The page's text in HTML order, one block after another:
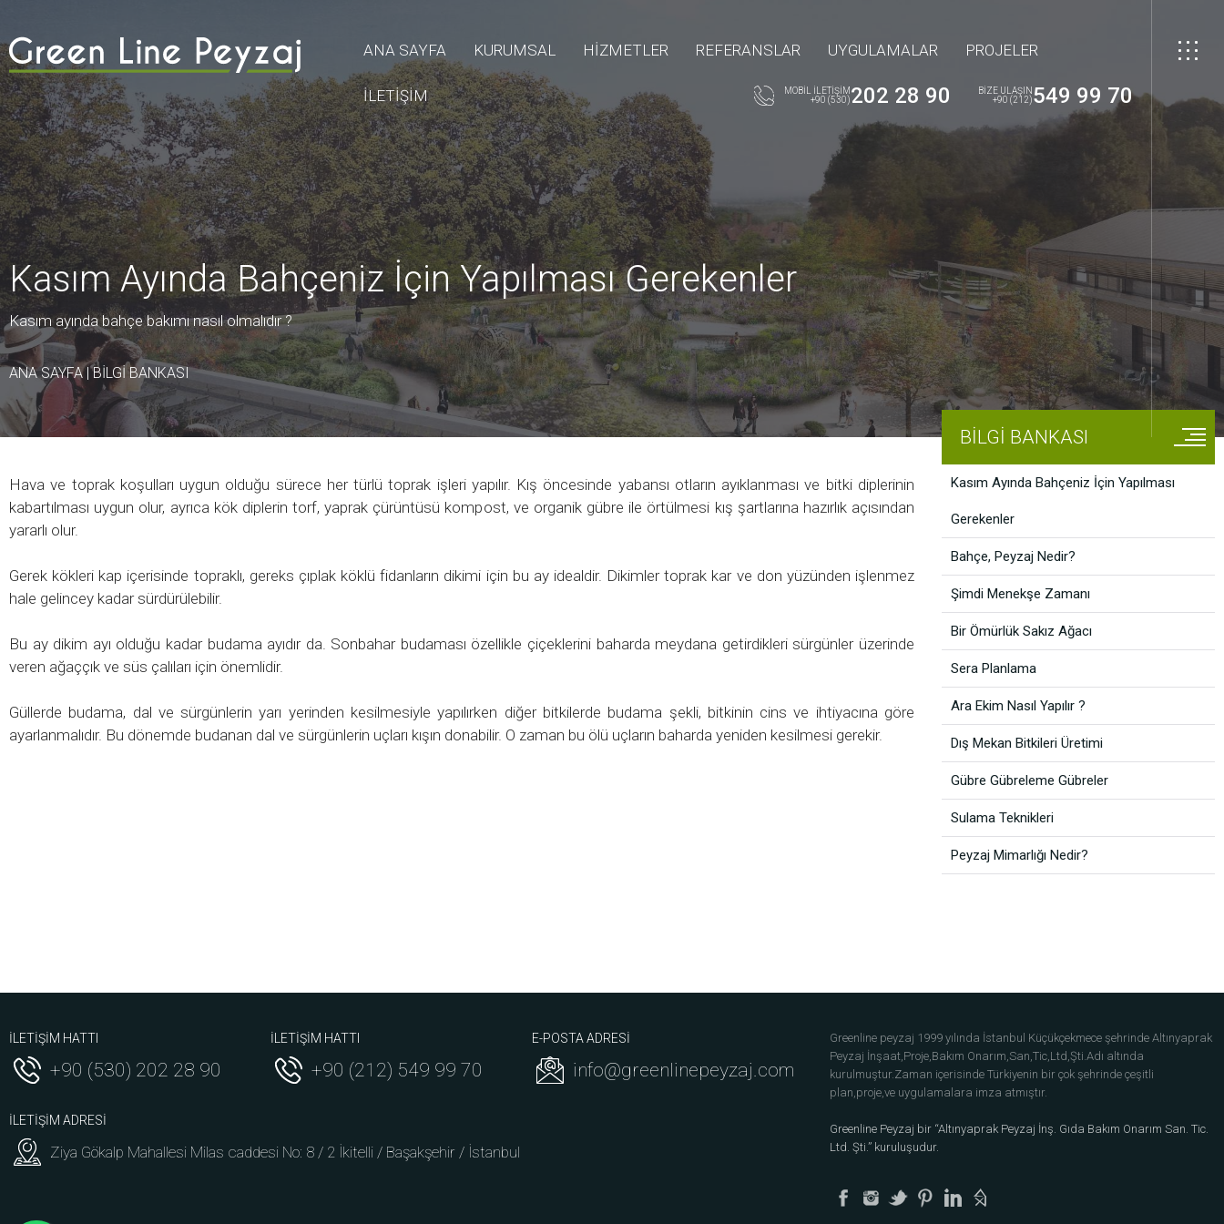
ANA SAYFA KURUMSAL HİZMETLER REFERANSLAR UYGULAMALAR PROJELER
İLETİŞİM
MOBİL İLETİŞİM
+90 (530)202 28 90
BİZE ULAŞIN
+90 (212)549 99 70
Kasım Ayında Bahçeniz İçin Yapılması Gerekenler
Kasım ayında bahçe bakımı nasıl olmalıdır ?
ANA SAYFA|BİLGİ BANKASI
BİLGİ BANKASI
Hava ve toprak koşulları uygun olduğu sürece her türlü toprak işleri yapılır. Kış öncesinde yabansı otların ayıklanması ve bitki diplerinin
kabartılması uygun olur, ayrıca kök diplerin torf, yaprak çürüntüsü kompost, ve organik gübre ile örtülmesi kış şartlarına hazırlık açısından
yararlı olur.
Gerek kökleri kap içerisinde topraklı, gereks çıplak köklü fidanların dikimi için bu ay idealdir. Dikimler toprak kar ve don yüzünden işlenmez
hale gelincey kadar sürdürülebilir.
Bu ay dikim ayı olduğu kadar budama ayıdır da. Sonbahar budaması özellikle çiçeklerini baharda meydana getirdikleri sürgünler üzerinde
veren ağaççık ve süs çalıları için önemlidir.
Güllerde budama, dal ve sürgünlerin yarı yerinden kesilmesiyle yapılırken diğer bitkilerde budama şekli, bitkinin cins ve ihtiyacına göre
ayarlanmalıdır. Bu dönemde budanan dal ve sürgünlerin uçları kışın donabilir. O zaman bu ölü uçların baharda yeniden kesilmesi gerekir.
Kasım Ayında Bahçeniz İçin Yapılması
Gerekenler
Bahçe, Peyzaj Nedir?
Şimdi Menekşe Zamanı
Bir Ömürlük Sakız Ağacı
Sera Planlama
Ara Ekim Nasıl Yapılır ?
Dış Mekan Bitkileri Üretimi
Gübre Gübreleme Gübreler
Sulama Teknikleri
Peyzaj Mimarlığı Nedir?
İLETİŞİM HATTI
+90 (530) 202 28 90
İLETİŞİM HATTI
+90 (212) 549 99 70
E-POSTA ADRESİ
info@greenlinepeyzaj.com
İLETİŞİM ADRESİ
Ziya Gökalp Mahallesi Milas caddesi No: 8 / 2 İkitelli / Başakşehir / İstanbul
Greenline peyzaj 1999 yılında İstanbul Küçükçekmece şehrinde Altınyaprak
Peyzaj İnşaat,Proje,Bakım Onarım,San,Tic,Ltd,Şti.Adı altında
kurulmuştur.Zaman içerisinde Türkiyenin bir çok şehrinde çeşitli
plan,proje,ve uygulamalara imza atmıştır.
Greenline Peyzaj bir “Altınyaprak Peyzaj İnş. Gıda Bakım Onarım San. Tic.
Ltd. Şti.” kuruluşudur.